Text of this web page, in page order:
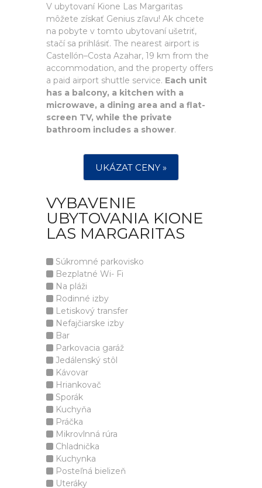
V ubytovaní Kione Las Margaritas
môžete získať Genius zľavu! Ak chcete
na pobyte v tomto ubytovaní ušetriť,
stačí sa prihlásiť. The nearest airport is
Castellón–Costa Azahar, 19 km from the
accommodation, and the property offers
a paid airport shuttle service. Each unit
has a balcony, a kitchen with a
microwave, a dining area and a flat-
screen TV, while the private
bathroom includes a shower.
UKÁZAT CENY »
VYBAVENIE
UBYTOVANIA KIONE
LAS MARGARITAS
Súkromné parkovisko
Bezplatné Wi- Fi
Na pláži
Rodinné izby
Letiskový transfer
Nefajčiarske izby
Bar
Parkovacia garáž
Jedálenský stôl
Kávovar
Hriankovač
Sporák
Kuchyňa
Práčka
Mikrovlnná rúra
Chladnička
Kuchynka
Posteľná bielizeň
Uteráky